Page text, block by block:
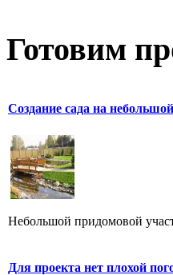
Готовим
Создание сада на
Небольшой придомовой
Для проекта нет плохой